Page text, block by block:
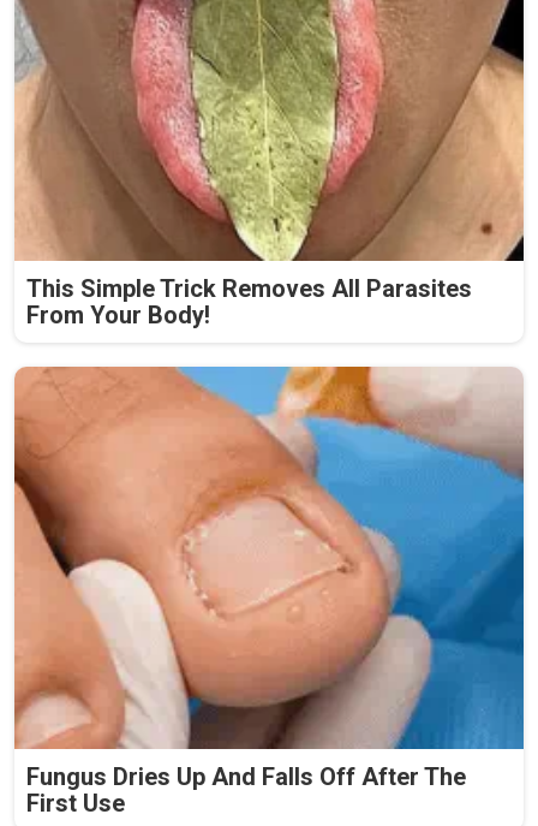
This Simple Trick Removes All Parasites
From Your Body!
Fungus Dries Up And Falls Off After The
First Use